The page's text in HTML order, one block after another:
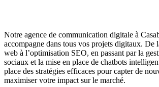
Notre agence de communication digitale à
accompagne dans tous vos projets digitaux. De
web à l’optimisation SEO, en passant par la
sociaux et la mise en place de chatbots
place des stratégies efficaces pour capter de
maximiser votre impact sur le marché.